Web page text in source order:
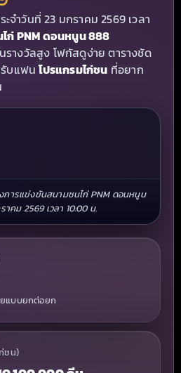
ะจำวันที่ 23 มกราคม 2569 เวลา
ก่ PNM ดอนหนูน 888
างวัลสูง โฟกัสดูง่าย ตารางชัด
รับแฟนโปรแกรมไก่ชน ที่อยาก
การแข่งขันสนามชนไก่ PNM ดอนหนูน
คม 2569 เวลา 10:00 น.
ยแบบยกต่อยก
ชน)